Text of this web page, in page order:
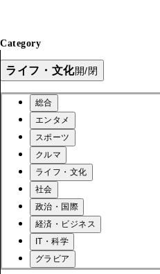
Category
ライフ・文化開/閉
総合
エンタメ
スポーツ
クルマ
ライフ・文化
社会
政治・国際
経済・ビジネス
IT・科学
グラビア